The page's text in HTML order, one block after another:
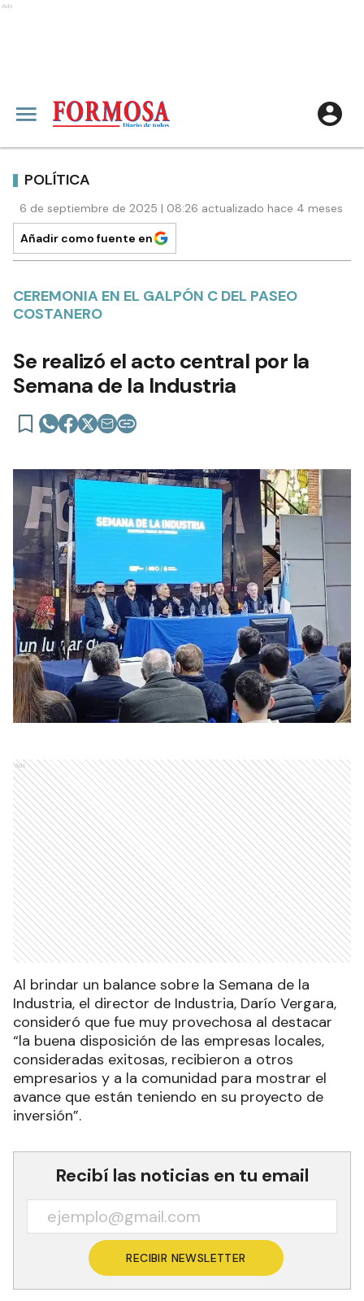
Ads
POLÍTICA
6 de septiembre de 2025 | 08:26 actualizado hace 4 meses
Añadir como fuente en
CEREMONIA EN EL GALPÓN C DEL PASEO
COSTANERO
Se realizó el acto central por la
Semana de la Industria
Ads
Al brindar un balance sobre la Semana de la
Industria, el director de Industria, Darío Vergara,
consideró que fue muy provechosa al destacar
“la buena disposición de las empresas locales,
consideradas exitosas, recibieron a otros
empresarios y a la comunidad para mostrar el
avance que están teniendo en su proyecto de
inversión”.
Recibí las noticias en tu email
RECIBIR NEWSLETTER